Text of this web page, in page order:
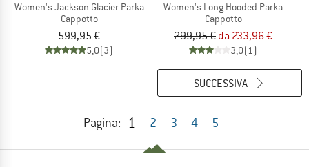
Women's Jackson Glacier Parka
Cappotto
599,95 €
5,0(3)
Women's Long Hooded Parka
Cappotto
299,95 € da 233,96 €
3,0(1)
Pagina: 1 2 3 4 5
SUCCESSIVA